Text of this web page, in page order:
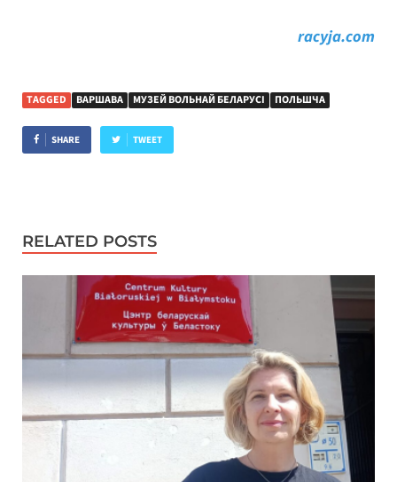
racyja.com
TAGGED ВАРШАВА МУЗЕЙ ВОЛЬНАЙ БЕЛАРУСІ ПОЛЬШЧА
SHARE TWEET
RELATED POSTS